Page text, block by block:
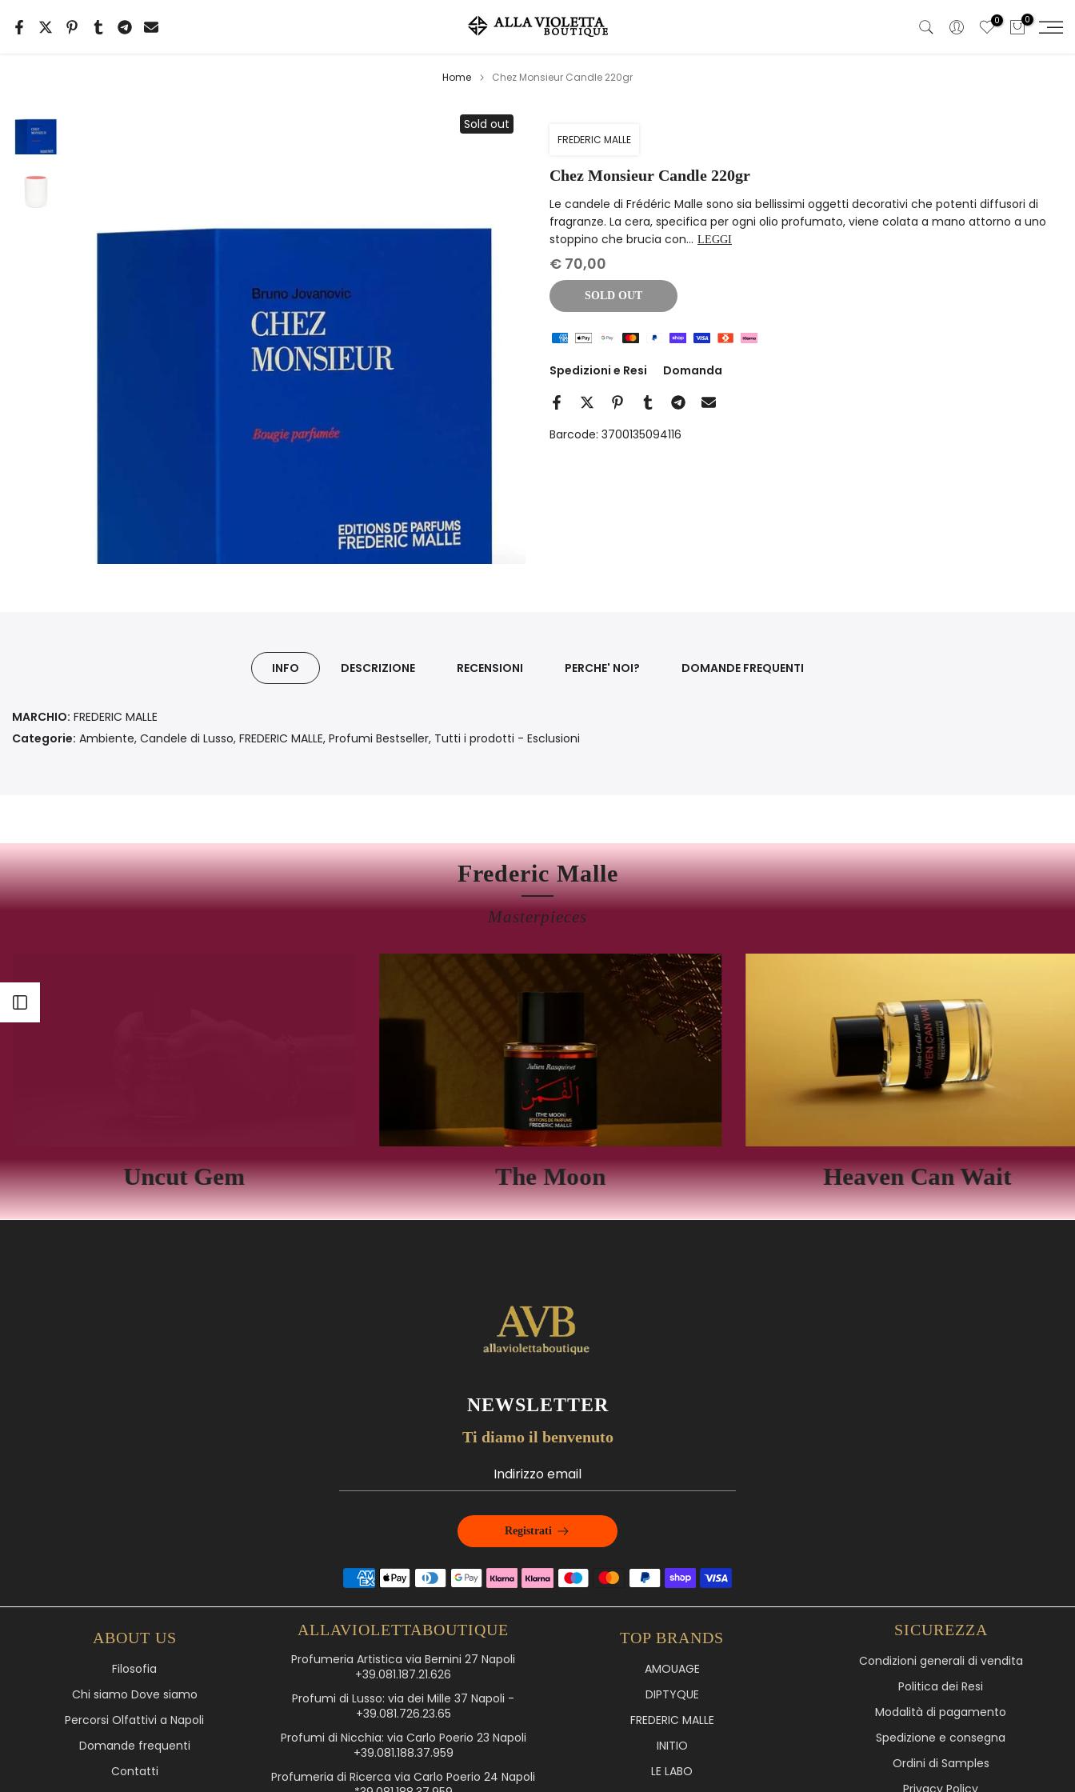
Salta
il
0 0
Home Chez Monsieur Candle 220gr
Sold out
FREDERIC MALLE
Chez Monsieur Candle 220gr
Le candele di Frédéric Malle sono sia bellissimi oggetti decorativi che potenti diffusori di
fragranze. La cera, specifica per ogni olio profumato, viene colata a mano attorno a uno
stoppino che brucia con... LEGGI
€ 70,00
SOLD OUT
Spedizioni e Resi Domanda
Barcode: 3700135094116
INFO DESCRIZIONE RECENSIONI PERCHE' NOI? DOMANDE FREQUENTI
MARCHIO: FREDERIC MALLE
Categorie: Ambiente Candele di Lusso FREDERIC MALLE Profumi Bestseller Tutti i prodotti - Esclusioni
Frederic Malle
Masterpieces
Uncut Gem The Moon Heaven Can Wait
NEWSLETTER
Ti diamo il benvenuto
Registrati
ABOUT US
Filosofia
Chi siamo Dove siamo
Percorsi Olfattivi a Napoli
Domande frequenti
Contatti
ALLAVIOLETTABOUTIQUE
Profumeria Artistica via Bernini 27 Napoli
+39.081.187.21.626
Profumi di Lusso: via dei Mille 37 Napoli -
+39.081.726.23.65
Profumi di Nicchia: via Carlo Poerio 23 Napoli
+39.081.188.37.959
Profumeria di Ricerca via Carlo Poerio 24 Napoli
TOP BRANDS
AMOUAGE
DIPTYQUE
FREDERIC MALLE
INITIO
LE LABO
SICUREZZA
Condizioni generali di vendita
Politica dei Resi
Modalità di pagamento
Spedizione e consegna
Ordini di Samples
Privacy Policy